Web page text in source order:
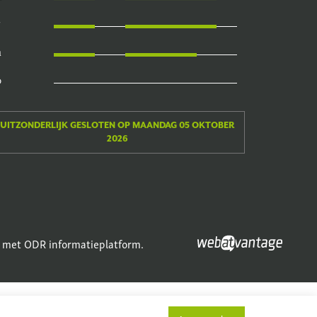
UITZONDERLIJK GESLOTEN OP MAANDAG 05 OKTOBER
2026
ODR informatieplatform.